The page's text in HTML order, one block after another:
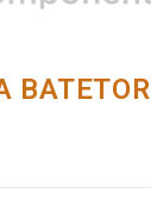
BATETOR